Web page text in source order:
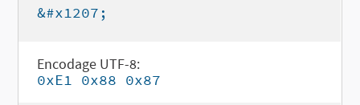
&#x1207;
Encodage UTF-8:
0xE1 0x88 0x87